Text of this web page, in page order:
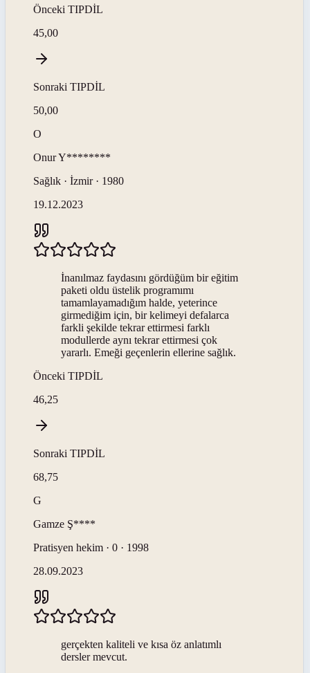
Önceki TIPDİL
45,00
Sonraki TIPDİL
50,00
O
OnurY********
Sağlık · İzmir · 1980
19.12.2023
İnanılmaz faydasını gördüğüm bir eğitim
paketi oldu üstelik programımı
tamamlayamadığım halde, yeterince
girmediğim için, bir kelimeyi defalarca
farkli şekilde tekrar ettirmesi farklı
modullerde aynı tekrar ettirmesi çok
yararlı. Emeği geçenlerin ellerine sağlık.
Önceki TIPDİL
46,25
Sonraki TIPDİL
68,75
G
Gamze Ş****
Pratisyen hekim · 0 · 1998
28.09.2023
gerçekten kaliteli ve kısa öz anlatımlı
dersler mevcut.